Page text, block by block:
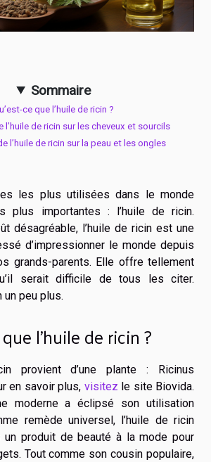
Sommaire
ce que l’huile de ricin ?
l’huile de ricin sur les cheveux et sourcils
l’huile de ricin sur la peau et les ongles
les plus utilisées dans le monde
plus importantes : l’huile de ricin.
désagréable, l’huile de ricin est une
d’impressionner le monde depuis
grands-parents. Elle offre tellement
serait difficile de tous les citer.
un peu plus.
l’huile de ricin ?
provient d’une plante : Ricinus
en savoir plus, visitez le site Biovida.
moderne a éclipsé son utilisation
remède universel, l’huile de ricin
produit de beauté à la mode pour
Tout comme son cousin populaire,